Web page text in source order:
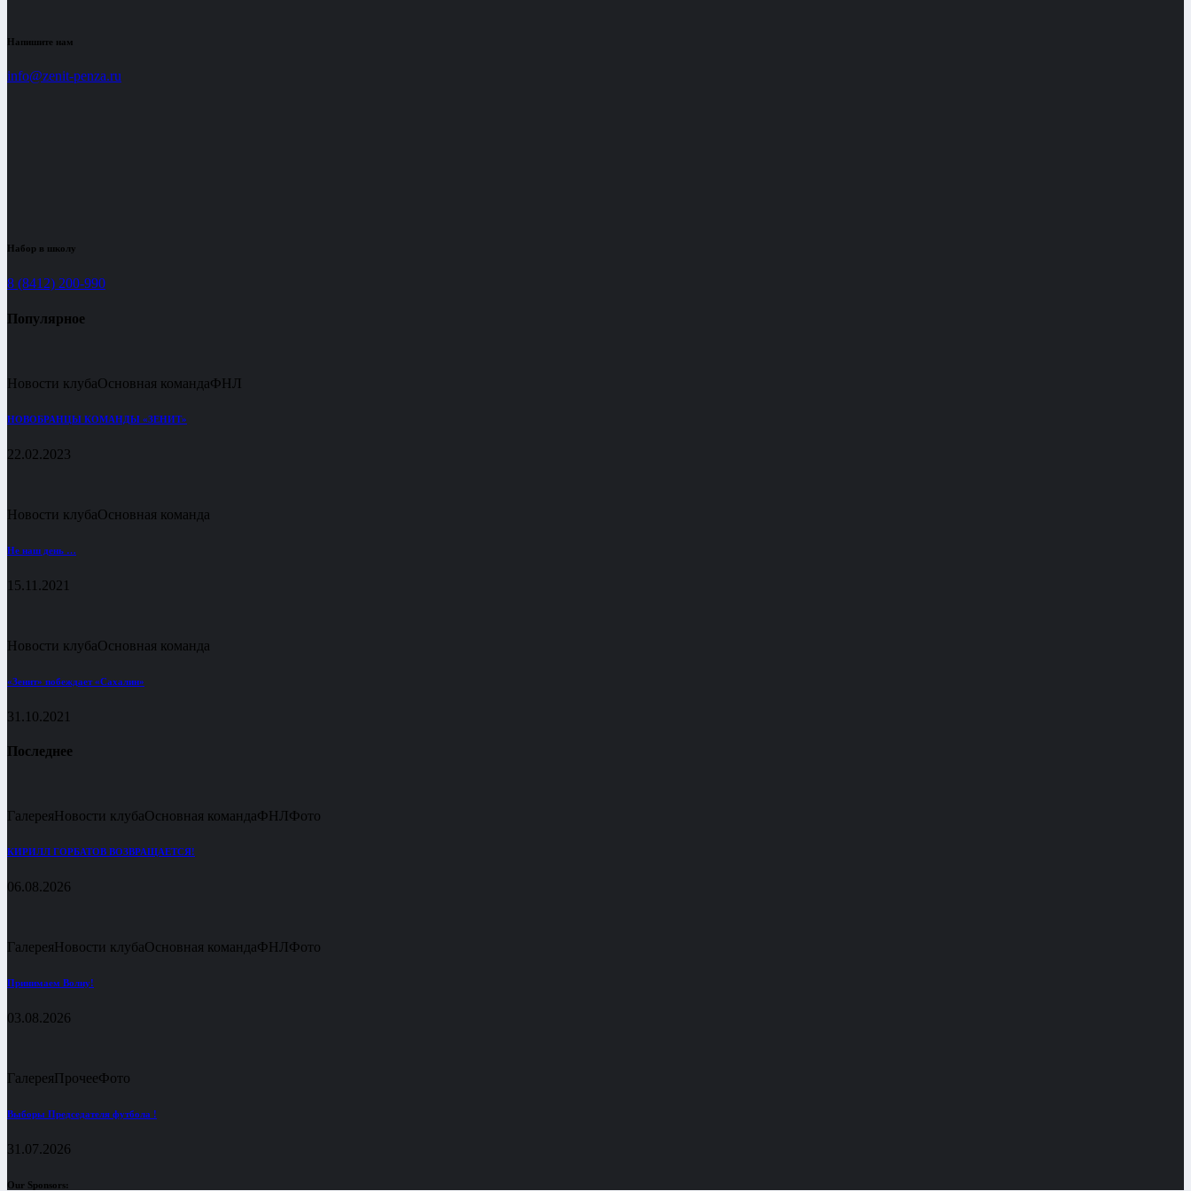
Напишите нам
info@zenit-penza.ru
Набор в школу
8 (8412) 200-990
Популярное
Новости клубаОсновная командаФНЛ
НОВОБРАНЦЫ КОМАНДЫ «ЗЕНИТ»
22.02.2023
Новости клубаОсновная команда
Не наш день …
15.11.2021
Новости клубаОсновная команда
«Зенит» побеждает «Сахалин»
31.10.2021
Последнее
ГалереяНовости клубаОсновная командаФНЛФото
КИРИЛЛ ГОРБАТОВ ВОЗВРАЩАЕТСЯ!
06.08.2026
ГалереяНовости клубаОсновная командаФНЛФото
Принимаем Волну!
03.08.2026
ГалереяПрочееФото
Выборы Председателя футбола !
31.07.2026
Our Sponsors: